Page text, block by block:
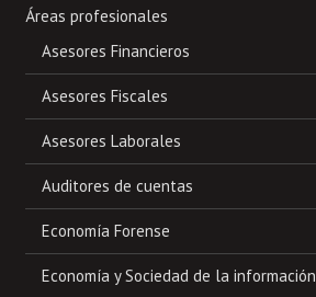
Áreas profesionales
Asesores Financieros
Asesores Fiscales
Asesores Laborales
Auditores de cuentas
Economía Forense
Economía y Sociedad de la información